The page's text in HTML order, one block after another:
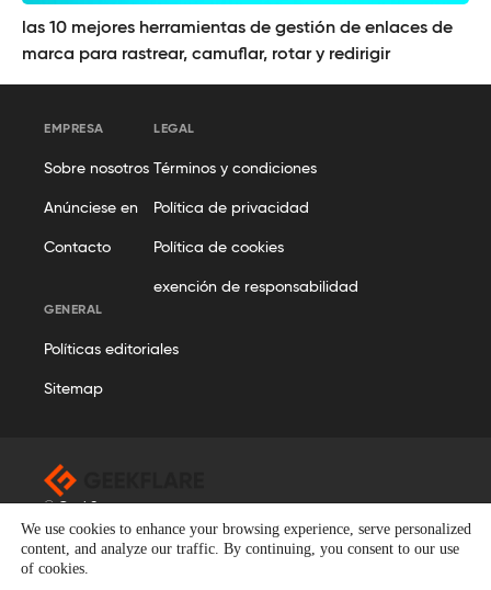
las 10 mejores herramientas de gestión de enlaces de
marca para rastrear, camuflar, rotar y redirigir
EMPRESA
Sobre nosotros
Anúnciese en
Contacto
LEGAL
Términos y condiciones
Política de privacidad
Política de cookies
exención de responsabilidad
GENERAL
Políticas editoriales
Sitemap
© Geekflare
Todos los derechos reservados. Geekflare® es una marca
registrada.
We use cookies to enhance your browsing experience, serve personalized
content, and analyze our traffic. By continuing, you consent to our use
of cookies.